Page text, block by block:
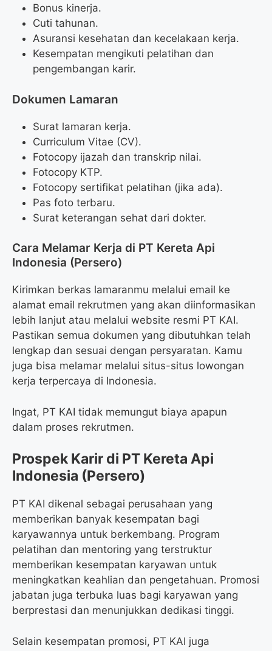
Bonus kinerja.
Cuti tahunan.
Asuransi kesehatan dan kecelakaan kerja.
Kesempatan mengikuti pelatihan dan
pengembangan karir.
Dokumen Lamaran
Surat lamaran kerja.
Curriculum Vitae (CV).
Fotocopy ijazah dan transkrip nilai.
Fotocopy KTP.
Fotocopy sertifikat pelatihan (jika ada).
Pas foto terbaru.
Surat keterangan sehat dari dokter.
Cara Melamar Kerja di PT Kereta Api
Indonesia (Persero)
Kirimkan berkas lamaranmu melalui email ke
alamat email rekrutmen yang akan diinformasikan
lebih lanjut atau melalui website resmi PT KAI.
Pastikan semua dokumen yang dibutuhkan telah
lengkap dan sesuai dengan persyaratan. Kamu
juga bisa melamar melalui situs-situs lowongan
kerja terpercaya di Indonesia.
Ingat, PT KAI tidak memungut biaya apapun
dalam proses rekrutmen.
Prospek Karir di PT Kereta Api
Indonesia (Persero)
PT KAI dikenal sebagai perusahaan yang
memberikan banyak kesempatan bagi
karyawannya untuk berkembang. Program
pelatihan dan mentoring yang terstruktur
memberikan kesempatan karyawan untuk
meningkatkan keahlian dan pengetahuan. Promosi
jabatan juga terbuka luas bagi karyawan yang
berprestasi dan menunjukkan dedikasi tinggi.
Selain kesempatan promosi, PT KAI juga